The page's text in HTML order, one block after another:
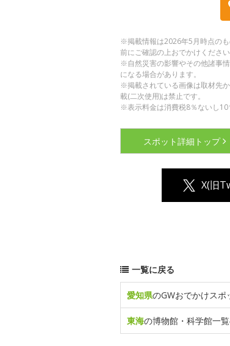
※掲載情報は2026年5月時点の
前にご確認の上おでかけください
※自然災害の影響やその他諸事
になる場合があります。
※掲載されている画像は取材先
載(二次使用)は禁止です。
※表示料金は消費税8％ないし10
スポット詳細 トップ
X(旧
一覧に戻る
愛知県のGWおでかけスポ
東海の博物館・科学館一